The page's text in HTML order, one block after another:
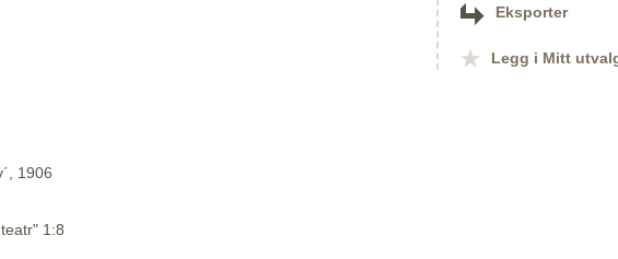
1906
1:8
Eksporter
Legg i Mitt